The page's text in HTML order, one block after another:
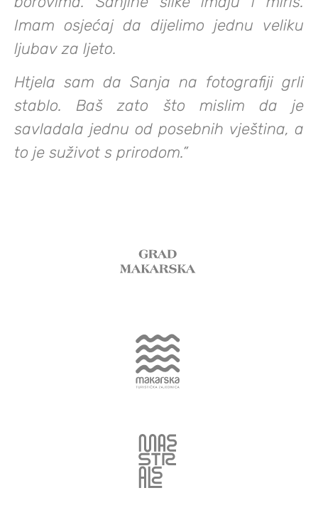
Imam osjećaj da dijelimo jednu veliku
ljubav za ljeto.
Htjela sam da Sanja na fotografiji grli
stablo. Baš zato što mislim da je
savladala jednu od posebnih vještina, a
to je suživot s prirodom.”